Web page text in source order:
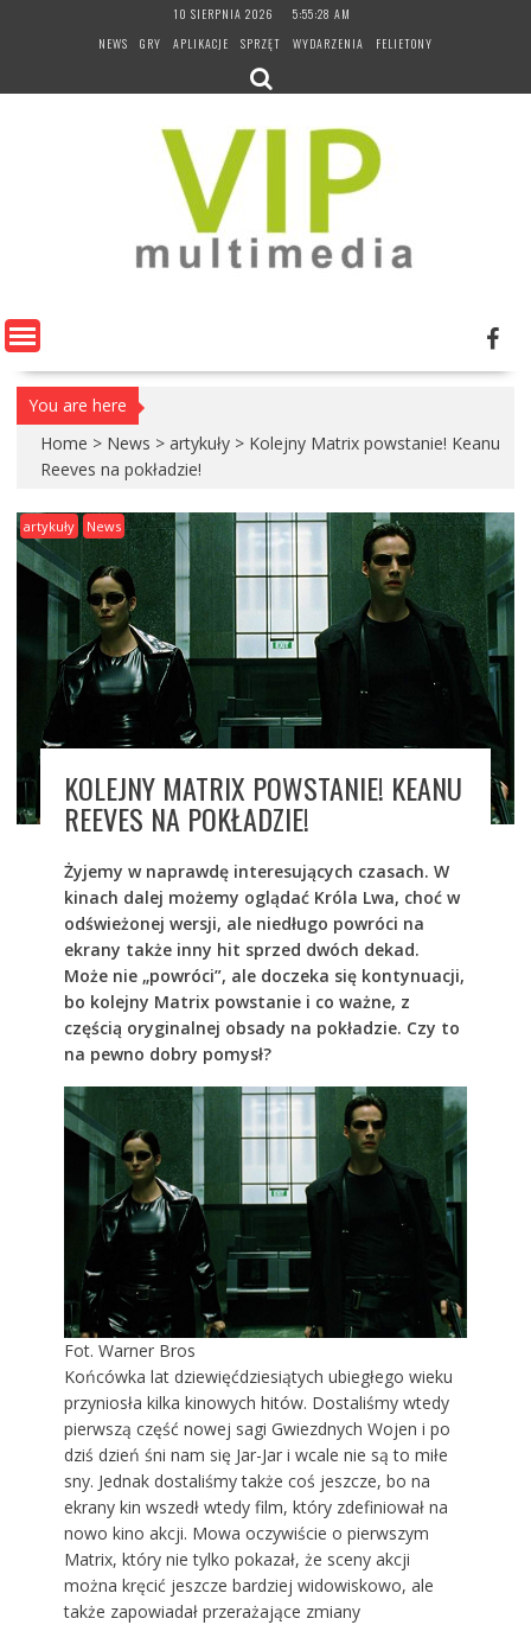
10 SIERPNIA 2026
5:55:29 AM
NEWS
GRY APLIKACJE SPRZĘT WYDARZENIA FELIETONY
You are here
Home > News > artykuły > Kolejny Matrix powstanie! Keanu
Reeves na pokładzie!
artykuły News
KOLEJNY MATRIX POWSTANIE! KEANU
REEVES NA POKŁADZIE!
Żyjemy w naprawdę interesujących czasach. W
kinach dalej możemy oglądać Króla Lwa, choć w
odświeżonej wersji, ale niedługo powróci na
ekrany także inny hit sprzed dwóch dekad.
Może nie „powróci”, ale doczeka się kontynuacji,
bo kolejny Matrix powstanie i co ważne, z
częścią oryginalnej obsady na pokładzie. Czy to
na pewno dobry pomysł?
Fot. Warner Bros
Końcówka lat dziewięćdziesiątych ubiegłego wieku
przyniosła kilka kinowych hitów. Dostaliśmy wtedy
pierwszą część nowej sagi Gwiezdnych Wojen i po
dziś dzień śni nam się Jar-Jar i wcale nie są to miłe
sny. Jednak dostaliśmy także coś jeszcze, bo na
ekrany kin wszedł wtedy film, który zdefiniował na
nowo kino akcji. Mowa oczywiście o pierwszym
Matrix, który nie tylko pokazał, że sceny akcji
można kręcić jeszcze bardziej widowiskowo, ale
także zapowiadał przerażające zmiany